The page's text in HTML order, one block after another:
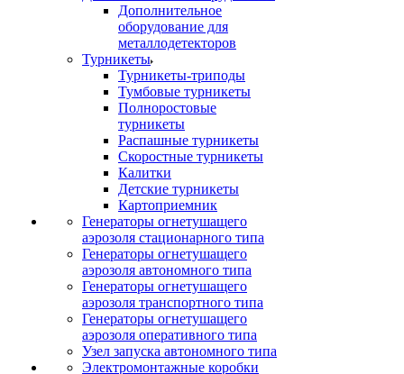
Дополнительное
оборудование для
металлодетекторов
Турникеты
Турникеты-триподы
Тумбовые турникеты
Полноростовые
турникеты
Распашные турникеты
Скоростные турникеты
Калитки
Детские турникеты
Картоприемник
Генераторы огнетушащего
аэрозоля стационарного типа
Генераторы огнетушащего
аэрозоля автономного типа
Генераторы огнетушащего
аэрозоля транспортного типа
Генераторы огнетушащего
аэрозоля оперативного типа
Узел запуска автономного типа
Электромонтажные коробки